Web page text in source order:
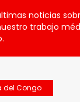
noticias
trabajo
del Congo